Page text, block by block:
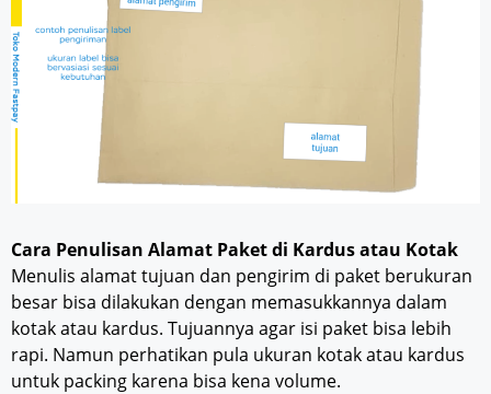
Cara Penulisan Alamat Paket di Kardus atau Kotak
Menulis alamat tujuan dan pengirim di paket berukuran
besar bisa dilakukan dengan memasukkannya dalam
kotak atau kardus. Tujuannya agar isi paket bisa lebih
rapi. Namun perhatikan pula ukuran kotak atau kardus
untuk packing karena bisa kena volume.